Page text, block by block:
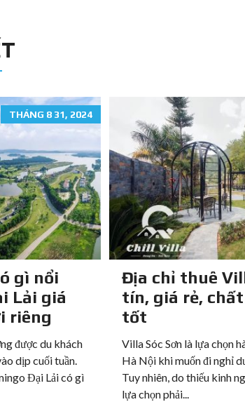
THÁNG 8 31, 2024
gì nổi
Lải giá
riêng
được du khách
dịp cuối tuần.
Đại Lải có gì
Địa chỉ thuê
tín, giá rẻ,
tốt
Villa Sóc Sơn là lựa chọn
Hà Nội khi muốn đi nghỉ
Tuy nhiên, do thiếu kinh
lựa chọn phải...